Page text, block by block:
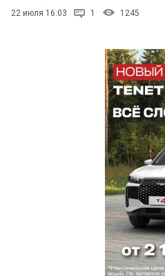
22 июля 16:03 1 1245